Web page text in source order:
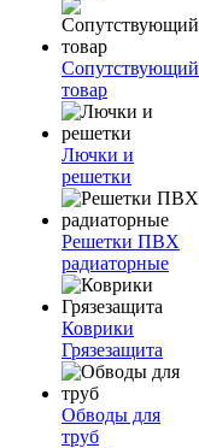
Сопутствующий
товар
Лючки и
решетки
Решетки ПВХ
радиаторные
Коврики
Грязезащита
Обводы для
труб